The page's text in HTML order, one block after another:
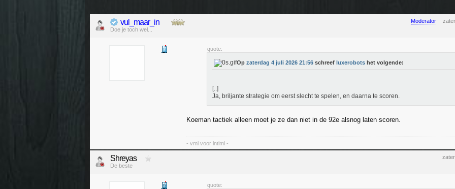
Moderator
vul_maar_in
Doe je toch wel...
quote:
Op zaterdag 4 juli 2026 21:56 schreef luxerobots het volgende:
[..]
Ja, briljante strategie om eerst slecht te spelen, en daarna te scoren.
Koeman tactiek alleen moet je ze dan niet in de 92e alsnog laten scoren.
- vmi voor intimi -
Shreyas
De beste
quote: